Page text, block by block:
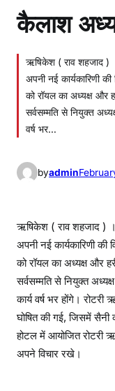
कैलाश
ऋषिकेश ( राव शहजाद )
अपनी नई कार्यकारिणी
को रॉयल का अध्यक्ष और
सर्वसम्मति से नियुक्त
वर्ष भर…
byadmin
ऋषिकेश ( राव शहजाद )
अपनी नई कार्यकारिणी
को रॉयल का अध्यक्ष और
सर्वसम्मति से नियुक्त
कार्य वर्ष भर होंगे।
घोषित की गई, जिसमें सैनी
होटल में आयोजित रोटरी
अपने विचार रखे।